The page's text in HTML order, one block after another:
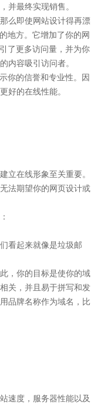
并最终实现销售。
么即使网站设计得再漂
地方。它增加了你的网
了更多访问量，并为你
内容吸引访问者。
你的信誉和专业性。因
好的在线性能。
在线形象至关重要。
法期望你的网页设计或
看起来就像是垃圾邮
，你的目标是使你的域
关，并且易于拼写和发
品牌名称作为域名，比
度，服务器性能以及